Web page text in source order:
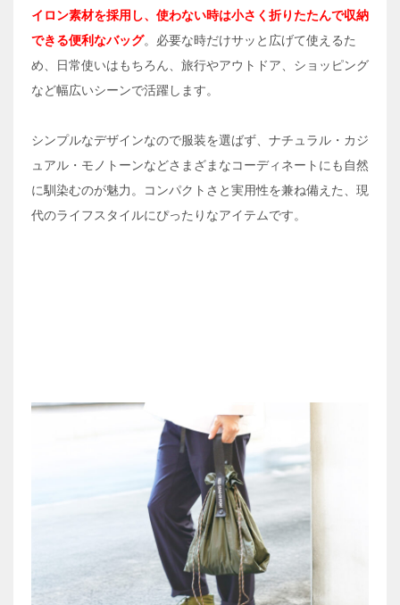
イロン素材を採用し、使わない時は小さく折りたたんで収納
できる便利なバッグ。必要な時だけサッと広げて使えるた
め、日常使いはもちろん、旅行やアウトドア、ショッピング
など幅広いシーンで活躍します。
シンプルなデザインなので服装を選ばず、ナチュラル・カジ
ュアル・モノトーンなどさまざまなコーディネートにも自然
に馴染むのが魅力。コンパクトさと実用性を兼ね備えた、現
代のライフスタイルにぴったりなアイテムです。